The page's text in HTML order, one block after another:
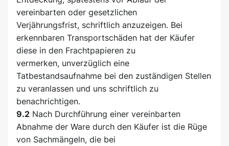
vereinbarten oder gesetzlichen
Verjährungsfrist, schriftlich anzuzeigen. Bei
erkennbaren Transportschäden hat der Käufer
diese in den Frachtpapieren zu
vermerken, unverzüglich eine
Tatbestandsaufnahme bei den zuständigen Stellen
zu veranlassen und uns schriftlich zu
benachrichtigen.
9.2 Nach Durchführung einer vereinbarten
Abnahme der Ware durch den Käufer ist die Rüge
von Sachmängeln, die bei